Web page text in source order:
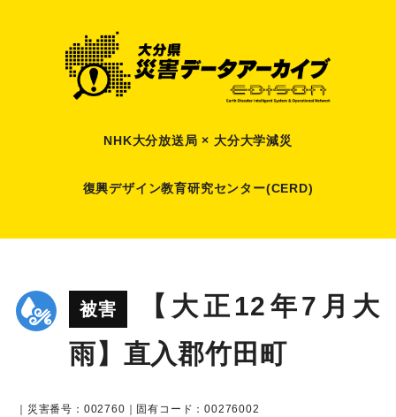
NHK大分放送局 × 大分大学減災
復興デザイン教育研究センター(CERD)
被害
【大正12年7月大
雨】直入郡竹田町
｜災害番号：002760｜固有コード：00276002